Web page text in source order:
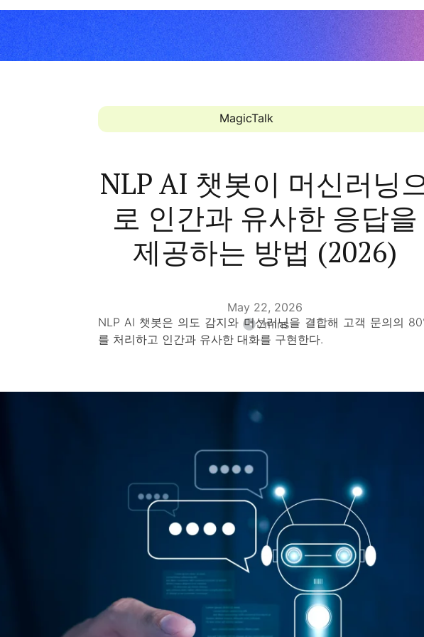
MagicTalk
NLP AI 챗봇이 머신러닝
로 인간과 유사한 응답을
제공하는 방법 (2026)
May 22, 2026
7mins
NLP AI 챗봇은 의도 감지와 머신러닝을 결합해 고객 문의의
를 처리하고 인간과 유사한 대화를 구현한다.